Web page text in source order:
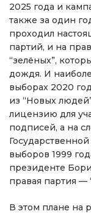
2025 года и
также за один
проходил
партий, и на
“зелёных”,
дождя. И
выборах 2020
из “Новых
лицензию для
подписей, а на
выборов 1999
президенте
правая партия —
В этом плане на